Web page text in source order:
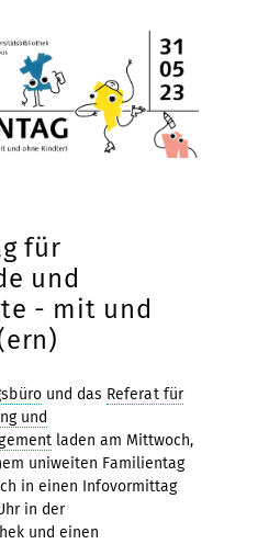
für
und
- mit und
und das Referat für
und
laden am Mittwoch,
uniweiten Familientag
in einen Infovormittag
in der
und einen